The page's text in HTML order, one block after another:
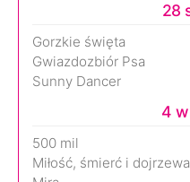
28
Gorzkie święta
Gwiazdozbiór Psa
Sunny Dancer
4
500 mil
Miłość, śmierć i